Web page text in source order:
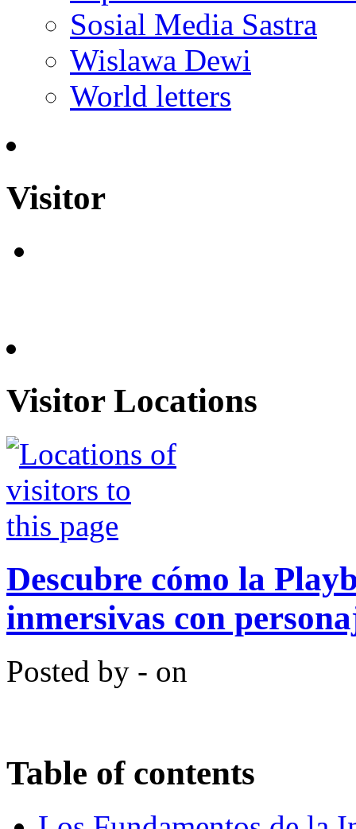
Sosial Media Sastra
Wislawa Dewi
World letters
Visitor
Visitor Locations
Descubre cómo la
inmersivas con
Posted by - on
Table of contents